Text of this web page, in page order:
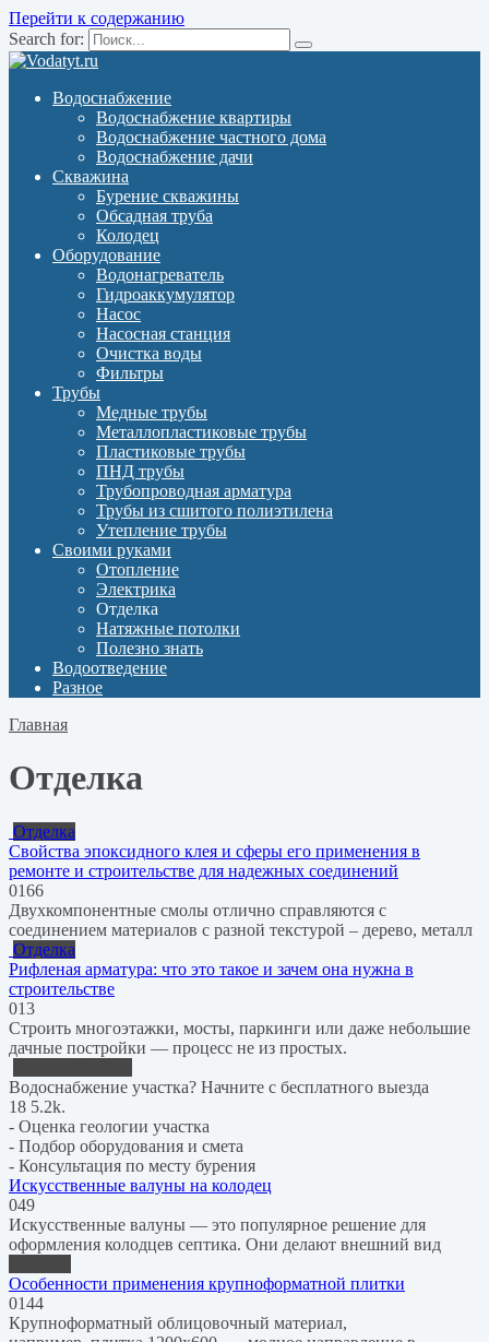
Перейти к содержанию
Search for:
Водоснабжение
Водоснабжение квартиры
Водоснабжение частного дома
Водоснабжение дачи
Скважина
Бурение скважины
Обсадная труба
Колодец
Оборудование
Водонагреватель
Гидроаккумулятор
Насос
Насосная станция
Очистка воды
Фильтры
Трубы
Медные трубы
Металлопластиковые трубы
Пластиковые трубы
ПНД трубы
Трубопроводная арматура
Трубы из сшитого полиэтилена
Утепление трубы
Своими руками
Отопление
Электрика
Отделка
Натяжные потолки
Полезно знать
Водоотведение
Разное
Главная
Отделка
Отделка
Свойства эпоксидного клея и сферы его применения в
ремонте и строительстве для надежных соединений
0166
Двухкомпонентные смолы отлично справляются с
соединением материалов с разной текстурой – дерево, металл
Отделка
Рифленая арматура: что это такое и зачем она нужна в
строительстве
013
Строить многоэтажки, мосты, паркинги или даже небольшие
дачные постройки — процесс не из простых.
Водоснабжение участка? Начните с бесплатного выезда
18 5.2k.
- Оценка геологии участка
- Подбор оборудования и смета
- Консультация по месту бурения
Искусственные валуны на колодец
049
Искусственные валуны — это популярное решение для
оформления колодцев септика. Они делают внешний вид
Особенности применения крупноформатной плитки
0144
Крупноформатный облицовочный материал,